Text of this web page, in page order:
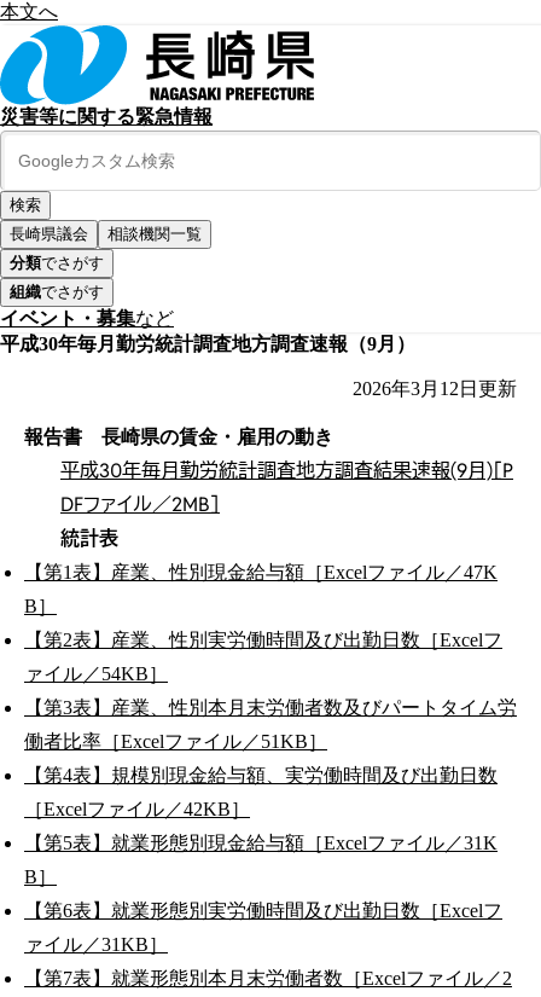
本文へ
災害等に関する緊急情報
長崎県議会
相談機関一覧
分類でさがす
組織でさがす
イベント・募集など
平成30年毎月勤労統計調査地方調査速報（9月）
2026年3月12日 更新
報告書 長崎県の賃金・雇用の動き
平成30年毎月勤労統計調査地方調査結果速報(9月)［P
DFファイル／2MB］
統計表
【第1表】産業、性別現金給与額［Excelファイル／47K
B］
【第2表】産業、性別実労働時間及び出勤日数［Excelフ
ァイル／54KB］
【第3表】産業、性別本月末労働者数及びパートタイム労
働者比率［Excelファイル／51KB］
【第4表】規模別現金給与額、実労働時間及び出勤日数
［Excelファイル／42KB］
【第5表】就業形態別現金給与額［Excelファイル／31K
B］
【第6表】就業形態別実労働時間及び出勤日数［Excelフ
ァイル／31KB］
【第7表】就業形態別本月末労働者数［Excelファイル／2